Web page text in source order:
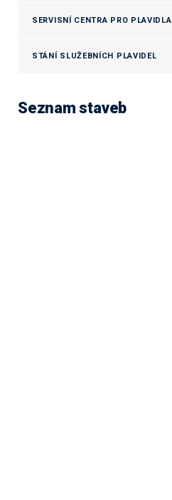
SERVISNÍ CENTRA PRO PLAVIDLA
STÁNÍ SLUŽEBNÍCH PLAVIDEL
Seznam staveb